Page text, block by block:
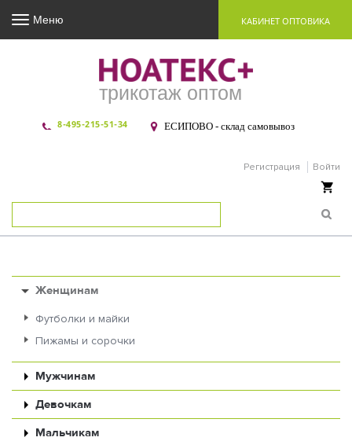
трикотаж оптом
8-495-215-51-34 ЕСИПОВО - склад самовывоз
Регистрация Войти
Меню КАБИНЕТ ОПТОВИКА
Женщинам
Футболки и майки
Пижамы и сорочки
Мужчинам
Девочкам
Мальчикам